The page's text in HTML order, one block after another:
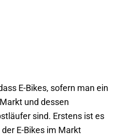
E-Bikes, sofern man ein
und dessen
sind. Erstens ist es
E-Bikes im Markt